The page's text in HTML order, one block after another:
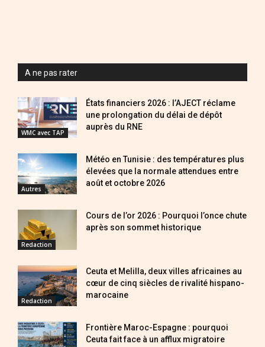
A ne pas rater
WMC avec TAP
États financiers 2026 : l’AJECT réclame
une prolongation du délai de dépôt
auprès du RNE
Autres
Météo en Tunisie : des températures plus
élevées que la normale attendues entre
août et octobre 2026
Redaction
Cours de l’or 2026 : Pourquoi l’once chute
après son sommet historique
Redaction
Ceuta et Melilla, deux villes africaines au
cœur de cinq siècles de rivalité hispano-
marocaine
Frontière Maroc-Espagne : pourquoi
Ceuta fait face à un afflux migratoire